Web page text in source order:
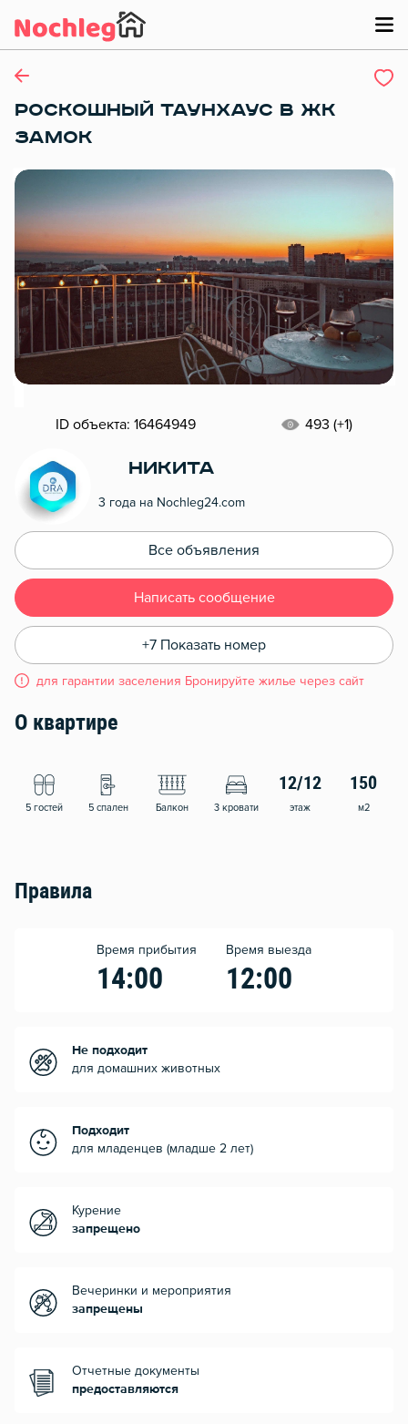
РОСКОШНЫЙ ТАУНХАУС В ЖК
ЗАМОК
ID объекта: 16464949 493 (+1)
Никита
3 года на Nochleg24.com
Все объявления
Написать сообщение
+7 Показать номер
для гарантии заселения Бронируйте жилье через сайт
О квартире
5 гостей 5 спален Балкон 3 кровати
12/12
этаж
150
м2
Правила
Время прибытия
14:00
Время выезда
12:00
Не подходит
для домашних животных
Подходит
для младенцев (младше 2 лет)
Курение
запрещено
Вечеринки и мероприятия
запрещены
Отчетные документы
предоставляются